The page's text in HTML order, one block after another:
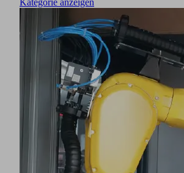
Kategorie anzeigen